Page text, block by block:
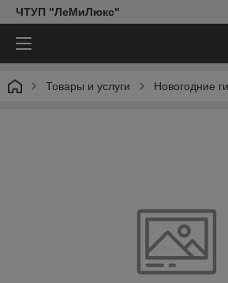
ЧТУП "ЛеМиЛюкс"
Товары и услуги Новогодние